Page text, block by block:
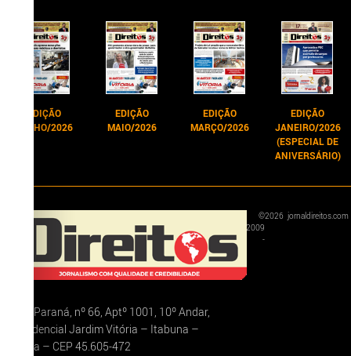
EDIÇÃO
JUNHO/2026
EDIÇÃO
MAIO/2026
EDIÇÃO
MARÇO/2026
EDIÇÃO
JANEIRO/2026
(ESPECIAL DE
ANIVERSÁRIO)
Rua Paraná, nº 66, Aptº 1001, 10º Andar,
Residencial Jardim Vitória – Itabuna –
Bahia – CEP 45.605-472
©
2009
-
2026 jornaldireitos.com